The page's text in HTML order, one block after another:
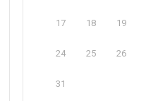
17 18 19
24 25 26
31